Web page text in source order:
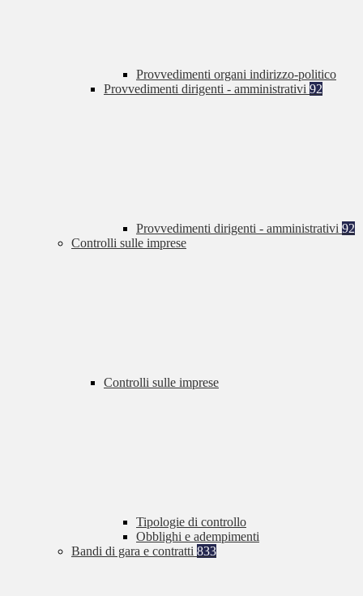
Provvedimenti organi indirizzo-politico
Provvedimenti dirigenti - amministrativi 92
Provvedimenti dirigenti - amministrativi 92
Controlli sulle imprese
Controlli sulle imprese
Tipologie di controllo
Obblighi e adempimenti
Bandi di gara e contratti 833